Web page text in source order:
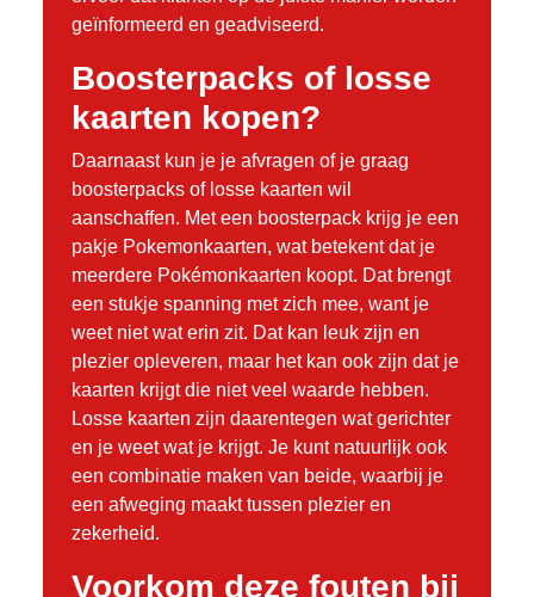
geïnformeerd en geadviseerd.
Boosterpacks of losse
kaarten kopen?
Daarnaast kun je je afvragen of je graag
boosterpacks of losse kaarten wil
aanschaffen. Met een boosterpack krijg je een
pakje Pokemonkaarten, wat betekent dat je
meerdere Pokémonkaarten koopt. Dat brengt
een stukje spanning met zich mee, want je
weet niet wat erin zit. Dat kan leuk zijn en
plezier opleveren, maar het kan ook zijn dat je
kaarten krijgt die niet veel waarde hebben.
Losse kaarten zijn daarentegen wat gerichter
en je weet wat je krijgt. Je kunt natuurlijk ook
een combinatie maken van beide, waarbij je
een afweging maakt tussen plezier en
zekerheid.
Voorkom deze fouten bij